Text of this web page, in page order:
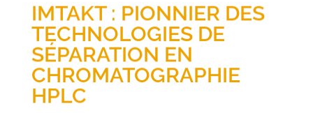
IMTAKT : PIONNIER DES
TECHNOLOGIES DE
SÉPARATION EN
CHROMATOGRAPHIE
HPLC